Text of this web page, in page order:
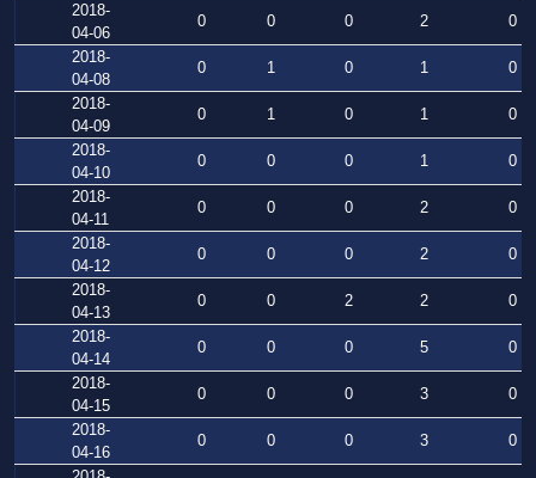
2018-
04-06
0 0 0 2
0
2018-
04-08
0 1 0 1
0
2018-
04-09
0 1 0 1
0
2018-
04-10
0 0 0 1
0
2018-
04-11
0 0 0 2
0
2018-
04-12
0 0 0 2
0
2018-
04-13
0 0 2 2
0
2018-
04-14
0 0 0 5
0
2018-
04-15
0 0 0 3
0
2018-
04-16
0 0 0 3
0